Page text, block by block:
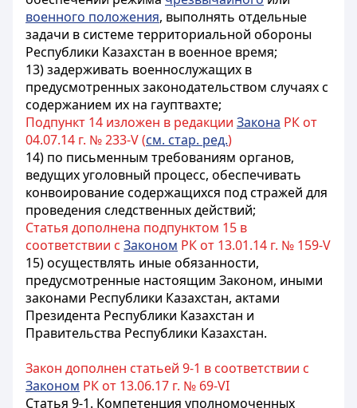
военного положения, выполнять отдельные
задачи в системе территориальной обороны
Республики Казахстан в военное время;
13) задерживать военнослужащих в
предусмотренных законодательством случаях с
содержанием их на гауптвахте;
Подпункт 14 изложен в редакции Закона РК от
04.07.14 г. № 233-V (см. стар. ред.)
14) по письменным требованиям органов,
ведущих уголовный процесс, обеспечивать
конвоирование содержащихся под стражей для
проведения следственных действий;
Статья дополнена подпунктом 15 в
соответствии с Законом РК от 13.01.14 г. № 159-V
15) осуществлять иные обязанности,
предусмотренные настоящим Законом, иными
законами Республики Казахстан, актами
Президента Республики Казахстан и
Правительства Республики Казахстан.
Закон дополнен статьей 9-1 в соответствии с
Законом РК от 13.06.17 г. № 69-VI
Статья 9-1. Компетенция уполномоченных